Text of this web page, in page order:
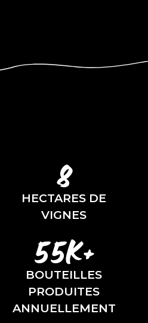
8
HECTARES DE
VIGNES
55K+
BOUTEILLES
PRODUITES
ANNUELLEMENT